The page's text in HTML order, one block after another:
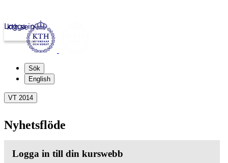
kth.se
Logga in
Sök
English
VT 2014
Nyhetsflöde
Logga in till din kurswebb